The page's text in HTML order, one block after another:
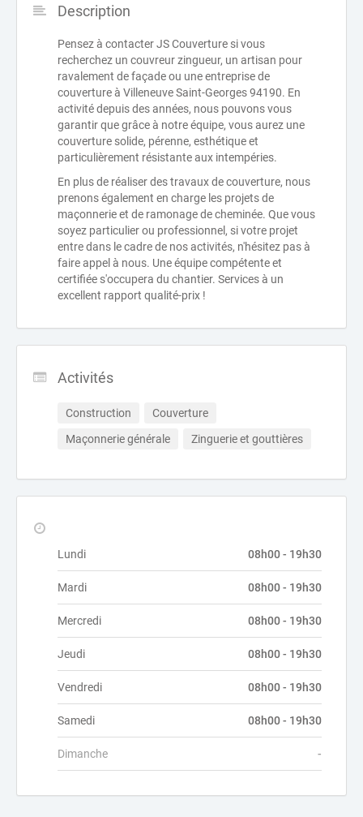
Description
Pensez à contacter JS Couverture si vous
recherchez un couvreur zingueur, un artisan pour
ravalement de façade ou une entreprise de
couverture à Villeneuve Saint-Georges 94190. En
activité depuis des années, nous pouvons vous
garantir que grâce à notre équipe, vous aurez une
couverture solide, pérenne, esthétique et
particulièrement résistante aux intempéries.
En plus de réaliser des travaux de couverture, nous
prenons également en charge les projets de
maçonnerie et de ramonage de cheminée. Que vous
soyez particulier ou professionnel, si votre projet
entre dans le cadre de nos activités, n'hésitez pas à
faire appel à nous. Une équipe compétente et
certifiée s'occupera du chantier. Services à un
excellent rapport qualité-prix !
Activités
Construction
Couverture
Maçonnerie générale
Zinguerie et gouttières
Lundi 08h00 - 19h30
Mardi 08h00 - 19h30
Mercredi 08h00 - 19h30
Jeudi 08h00 - 19h30
Vendredi 08h00 - 19h30
Samedi 08h00 - 19h30
Dimanche -